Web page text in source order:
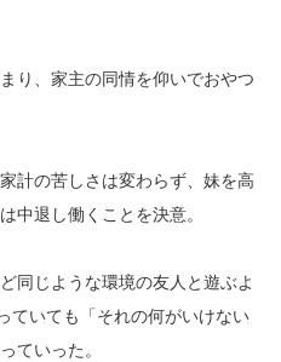
り、家主の同情を仰いでおやつ
計の苦しさは変わらず、妹を高
中退し働くことを決意。
同じような環境の友人と遊ぶよ
ていても「それの何がいけない
ていった。